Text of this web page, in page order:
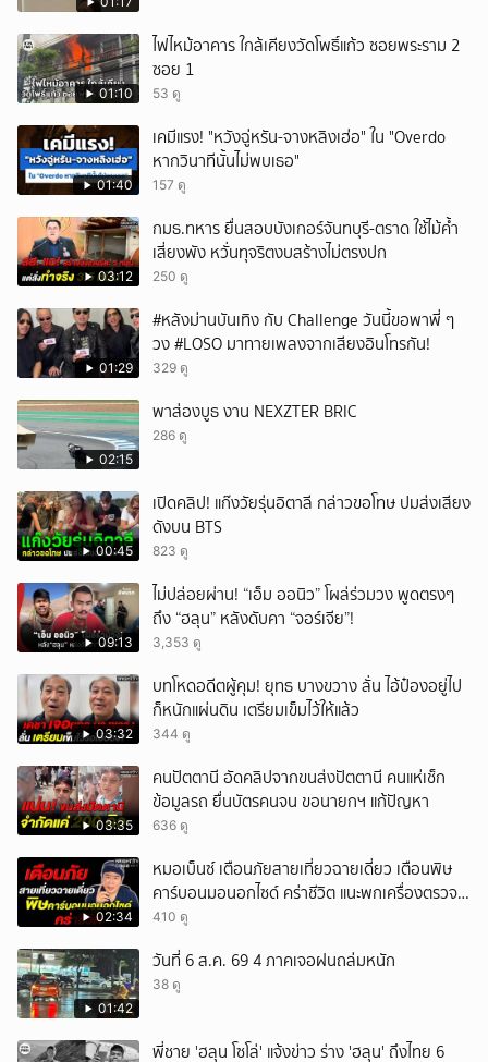
01:10
ไฟไหม้อาคาร ใกล้เคียงวัดโพธิ์แก้ว ซอยพระราม 2
ซอย 1
53 ดู
01:40
เคมีแรง! "หวังฉู่หรัน-จางหลิงเฮ่อ" ใน "Overdo
หากวินาทีนั้นไม่พบเธอ"
157 ดู
03:12
กมธ.ทหาร ยื่นสอบบังเกอร์จันทบุรี-ตราด ใช้ไม้ค้ำ
เสี่ยงพัง หวั่นทุจริตงบสร้างไม่ตรงปก
250 ดู
01:29
#หลังม่านบันเทิง กับ Challenge วันนี้ขอพาพี่ ๆ
วง #LOSO มาทายเพลงจากเสียงอินโทรกัน!
329 ดู
02:15
พาส่องบูธ งาน NEXZTER BRIC
286 ดู
00:45
เปิดคลิป! แก๊งวัยรุ่นอิตาลี กล่าวขอโทษ ปมส่งเสียง
ดังบน BTS
823 ดู
09:13
ไม่ปล่อยผ่าน! “เอ็ม ออนิว” โผล่ร่วมวง พูดตรงๆ
ถึง “ฮลุน” หลังดับคา “จอร์เจีย”!
3,353 ดู
03:32
บทโหดอดีตผู้คุม! ยุทธ บางขวาง ลั่น ไอ้ป๋องอยู่ไป
ก็หนักแผ่นดิน เตรียมเข็มไว้ให้แล้ว
344 ดู
03:35
คนปัตตานี อัดคลิปจากขนส่งปัตตานี คนแห่เช็ก
ข้อมูลรถ ยื่นบัตรคนจน ขอนายกฯ แก้ปัญหา
636 ดู
02:34
หมอเบ็นซ์ เตือนภัยสายเที่ยวฉายเดี่ยว เตือนพิษ
คาร์บอนมอนอกไซด์ คร่าชีวิต แนะพกเครื่องตรวจ
วัดติดตัว
410 ดู
01:42
วันที่ 6 ส.ค. 69 4 ภาคเจอฝนถล่มหนัก
38 ดู
พี่ชาย 'ฮลุน โซโล่' แจ้งข่าว ร่าง 'ฮลุน' ถึงไทย 6